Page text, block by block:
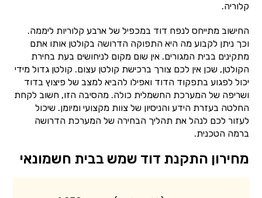
קלוריה.
החישוב מתייחס לנפח דוד במכפיל של ארבע קלוריות ליממה.
וכך ניתן לקבוע מה היא התפוקה הדרושה בקולטן אותו אתם
מתקינים בבית המגורים. אין שום מקום לניחושים בעת בחירת
הקולטן, שכן אין לכם צורך ברכישת קולטן עצום. קולטן גדול מידי
יכול לפגוע בתפקוד הדוד ואפילו להביא למצב של פיצוץ בדוד
ושריפה של המערכת החשמלית כולה. מהסיבה הזו, חשוב לקחת
החלטה בעזרת הידע והניסיון של צוות מקצועי ומיומן. שיכול
לעזור לכם לנהל את תהליך הבחירה של המערכת הדרושה
ברמה הטכנית.
מחירון התקנת דוד שמש בבית חשמונאי